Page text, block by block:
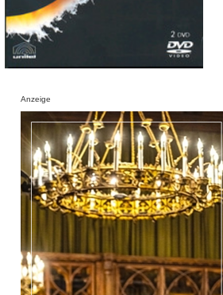
Anzeige